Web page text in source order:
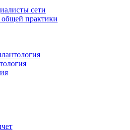
сети
практики